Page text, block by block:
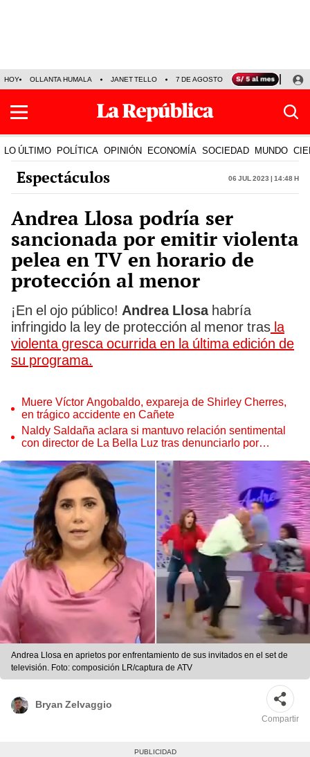
HOY OLLANTA HUMALA JANET TELLO 7 DE AGOSTO TINKA RESULTADOS
LO ÚLTIMO POLÍTICA OPINIÓN ECONOMÍA SOCIEDAD MUNDO
Espectáculos 06 Jul 2023 | 14:48 h
Andrea Llosa podría ser
sancionada por emitir violenta
pelea en TV en horario de
protección al menor
¡En el ojo público! Andrea Llosa habría
infringido la ley de protección al menor tras la
violenta gresca ocurrida en la última edición de
su programa.
Muere Víctor Angobaldo, expareja de Shirley Cherres,
en trágico accidente en Cañete
Naldy Saldaña aclara si mantuvo relación sentimental
con director de La Bella Luz tras denunciarlo por
Andrea Llosa en aprietos por enfrentamiento de sus invitados en el set de
televisión. Foto: composición LR/captura de ATV
Bryan Zelvaggio
Compartir